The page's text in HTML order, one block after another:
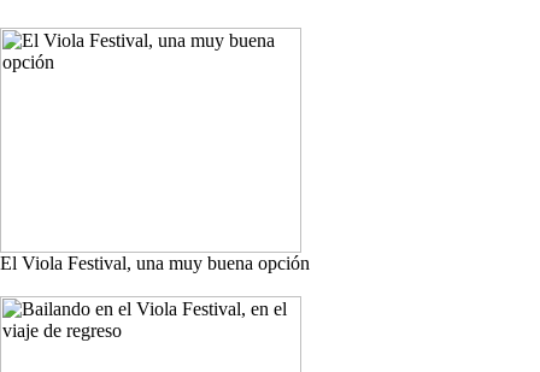
El Viola Festival, una muy buena opción